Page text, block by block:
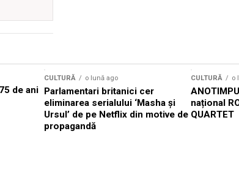
de ani
CULTURĂ o lună ago
Parlamentari britanici cer
eliminarea serialului ‘Masha și
Ursul’ de pe Netflix din motive de
propagandă
CULTURĂ o
național
QUARTET